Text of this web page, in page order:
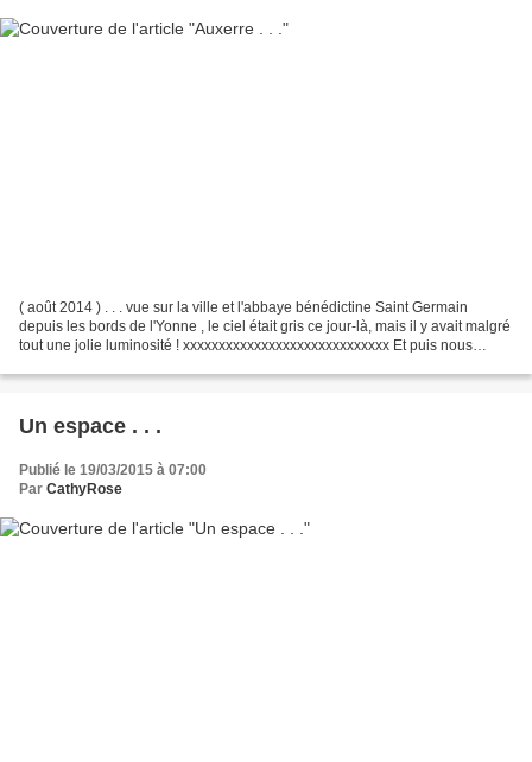
( août 2014 ) . . . vue sur la ville et l'abbaye bénédictine Saint Germain
depuis les bords de l'Yonne , le ciel était gris ce jour-là, mais il y avait malgré
tout une jolie luminosité ! xxxxxxxxxxxxxxxxxxxxxxxxxxxxx Et puis nous
Un espace . . .
Publié le 19/03/2015 à 07:00
Par CathyRose